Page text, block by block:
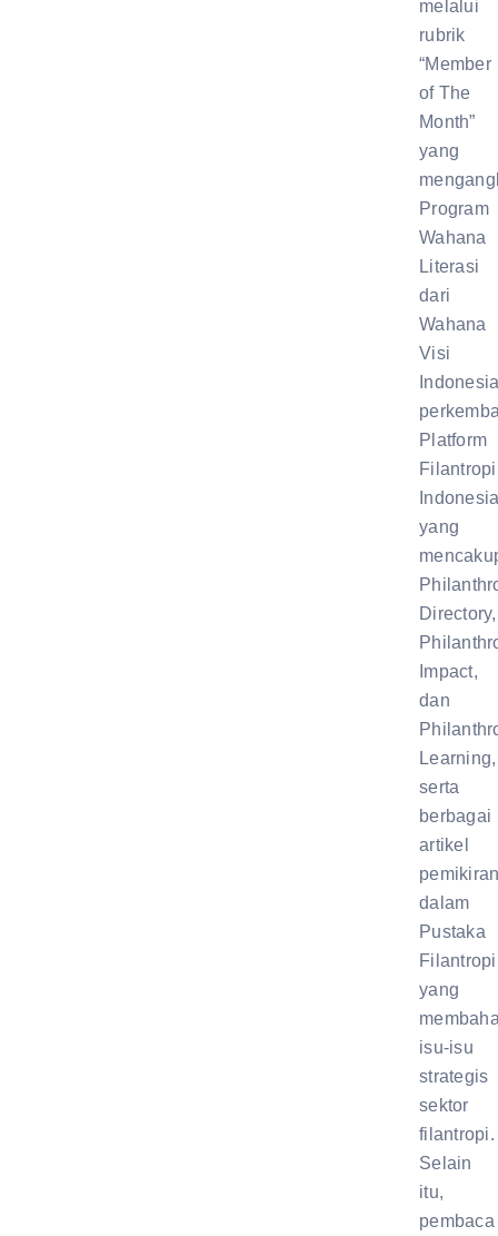
melalui
rubrik
“Member
of The
Month”
yang
Program
Wahana
Literasi
dari
Wahana
Visi
Platform
Filantropi
yang
Directory,
Impact,
dan
Learning,
serta
berbagai
artikel
dalam
Pustaka
Filantropi
yang
isu-isu
strategis
sektor
filantropi.
Selain
itu,
pembaca